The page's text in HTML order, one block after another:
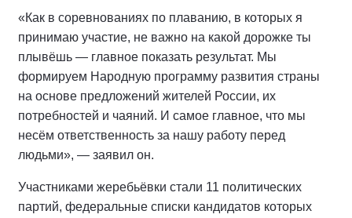
«Как в соревнованиях по плаванию, в которых я
принимаю участие, не важно на какой дорожке ты
плывёшь — главное показать результат. Мы
формируем Народную программу развития страны
на основе предложений жителей России, их
потребностей и чаяний. И самое главное, что мы
несём ответственность за нашу работу перед
людьми», — заявил он.
Участниками жеребьёвки стали 11 политических
партий, федеральные списки кандидатов которых